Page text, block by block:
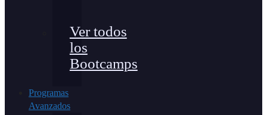
Ver todos
los
Bootcamps
Programas
Avanzados